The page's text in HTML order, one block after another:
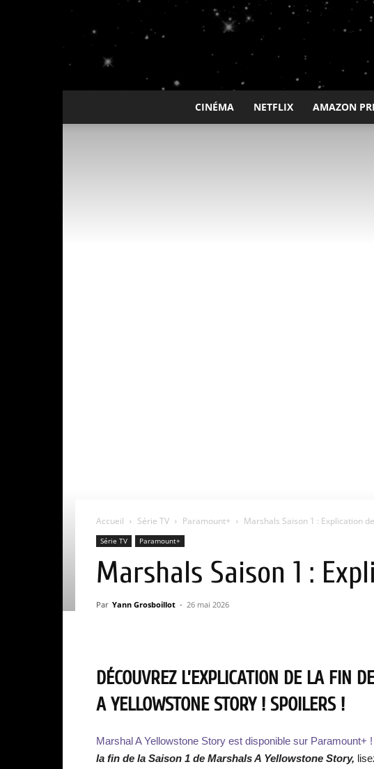
CINÉMA NETFLIX AMAZON
Accueil Série TV Paramount+ Marshals Saison 1 : Explication
Série TV Paramount+
Marshals Saison 1 :
Par Yann Grosboillot - 26 mai 2026
DÉCOUVREZ L’EXPLICATION DE LA FIN
A YELLOWSTONE STORY ! SPOILERS !
Marshal A Yellowstone Story est disponible sur Paramount+ !
la fin de la Saison 1 de Marshals A Yellowstone Story,